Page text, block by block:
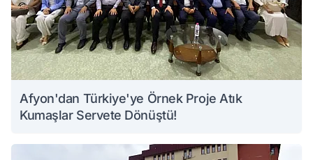
Afyon'dan Türkiye'ye Örnek Proje Atık
Kumaşlar Servete Dönüştü!